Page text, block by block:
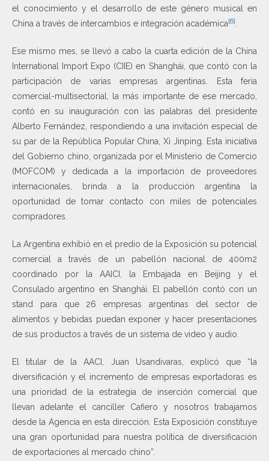
el conocimiento y el desarrollo de este género musical en
China a través de intercambios e integración académica[6]
Ese mismo mes, se llevó a cabo la cuarta edición de la China
International Import Expo (CIIE) en Shanghái, que contó con la
participación de varias empresas argentinas. Esta feria
comercial-multisectorial, la más importante de ese mercado,
contó en su inauguración con las palabras del presidente
Alberto Fernández, respondiendo a una invitación especial de
su par de la República Popular China, Xi Jinping. Esta iniciativa
del Gobierno chino, organizada por el Ministerio de Comercio
(MOFCOM) y dedicada a la importación de proveedores
internacionales, brinda a la producción argentina la
oportunidad de tomar contacto con miles de potenciales
compradores.
La Argentina exhibió en el predio de la Exposición su potencial
comercial a través de un pabellón nacional de 400m2
coordinado por la AAICI, la Embajada en Beijing y el
Consulado argentino en Shanghái. El pabellón contó con un
stand para que 26 empresas argentinas del sector de
alimentos y bebidas puedan exponer y hacer presentaciones
de sus productos a través de un sistema de video y audio.
El titular de la AACI, Juan Usandivaras, explicó que “la
diversificación y el incremento de empresas exportadoras es
una prioridad de la estrategia de inserción comercial que
llevan adelante el canciller Cafiero y nosotros trabajamos
desde la Agencia en esta dirección. Esta Exposición constituye
una gran oportunidad para nuestra política de diversificación
de exportaciones al mercado chino”.